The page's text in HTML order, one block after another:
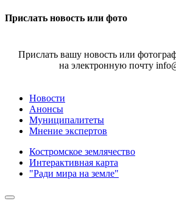
Прислать новость или фото
Прислать вашу новость или
на электронную почту
Новости
Анонсы
Муниципалитеты
Мнение экспертов
Костромское землячество
Интерактивная карта
"Ради мира на земле"